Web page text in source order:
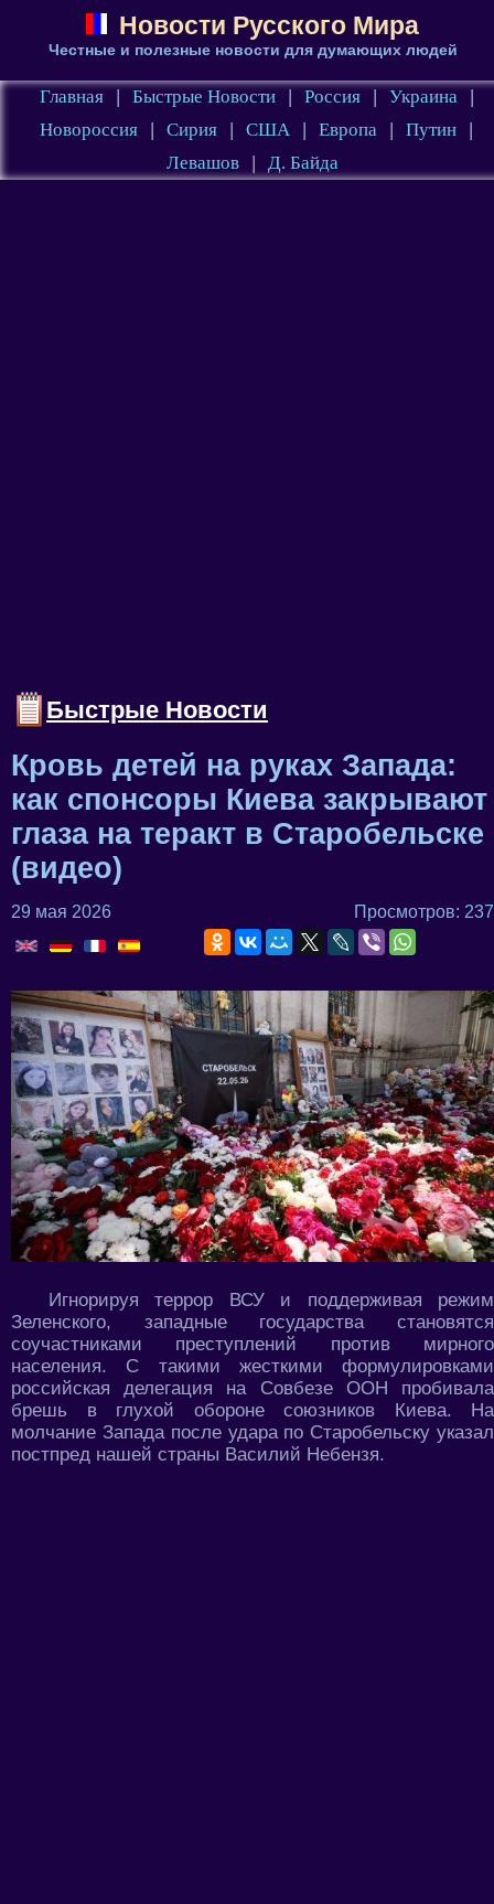
Новости Русского Мира
Честные и полезные новости для думающих людей
Главная | Быстрые Новости | Россия | Украина
|
Новороссия
| Сирия | США | Европа | Путин
|
Левашов
| Д. Байда
Быстрые Новости
Кровь детей на руках Запада:
как спонсоры Киева закрывают
глаза на теракт в Старобельске
(видео)
29 мая 2026 Просмотров: 237
Игнорируя террор ВСУ и поддерживая режим
Зеленского, западные государства становятся
соучастниками преступлений против мирного
населения. С такими жесткими формулировками
российская делегация на Совбезе ООН пробивала
брешь в глухой обороне союзников Киева. На
молчание Запада после удара по Старобельску указал
постпред нашей страны Василий Небензя.